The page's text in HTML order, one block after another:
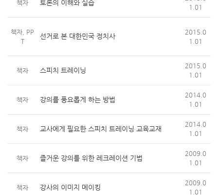
책자 토론의 이해와 실습
1.01
책자, PP
T
선거로 본 대한민국 정치사
2015.0
1.01
책자 스피치 트레이닝
2015.0
1.01
책자 강의를 풍요롭게 하는 방법
2014.0
1.01
책자 교사에게 필요한 스피치 트레이닝 교육교재
2014.0
1.01
책자 즐거운 강의를 위한 레크레이션 기법
2009.0
1.01
책자 강사의 이미지 메이킹
2009.0
1.01